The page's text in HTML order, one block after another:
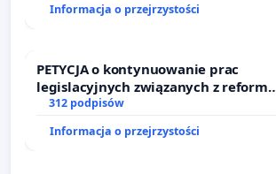
sędziów
Informacja o przejrzystości
PETYCJA o kontynuowanie prac
legislacyjnych związanych z reformą
prawa rodzinnego
312 podpisów
Informacja o przejrzystości